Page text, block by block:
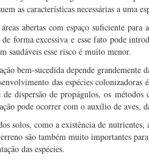
as características necessárias a uma
abertas com espaço suficiente
forma excessiva e esse fato pode
saudáveis esse risco é muito menor.
bem-sucedida depende grandemente
das espécies
dispersão de propágulos, os
pode ocorrer com o auxílio de aves,
solos, como a existência de
são também muito importantes
das espécies.